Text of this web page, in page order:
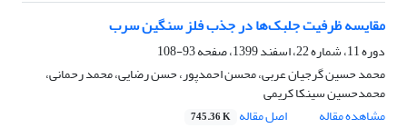
مقایسه ظرفیت جلبک‌ها در جذب فلز سنگین سرب
دوره 11، شماره 22، اسفند 1399، صفحه
93-108
محمد حسین گرجیان عربی، محسن احمدپور، حسن رضایی، محمد رحمانی،
محمدحسین سینکا کریمی
مشاهده مقاله
اصل مقاله 745.36 K